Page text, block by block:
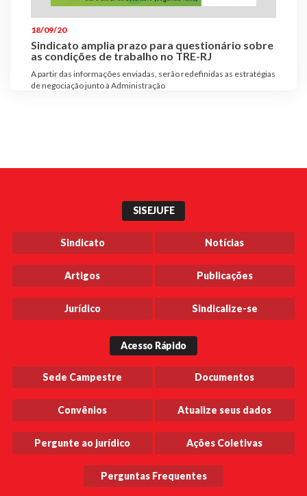
18/09/20
Sindicato amplia prazo para questionário sobre
as condições de trabalho no TRE-RJ
A partir das informações enviadas, serão redefinidas as estratégias
de negociação junto à Administração
SISEJUFE
Sindicato Notícias
Artigos Publicações
Jurídico Sindicalize-se
Acesso Rápido
Sede Campestre Documentos
Convênios Atualize seus dados
Pergunte ao jurídico Ações Coletivas
Perguntas Frequentes
Plano de Saúde
Assistência Funeral
Pós-graduação
FacebookInstagramTwitter YoutubeTikTok Whatsapp